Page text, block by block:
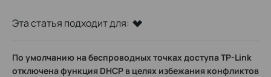
Эта статья подходит для:
По умолчанию на беспроводных точках доступа TP-Link
отключена функция DHCP в целях избежания конфликтов